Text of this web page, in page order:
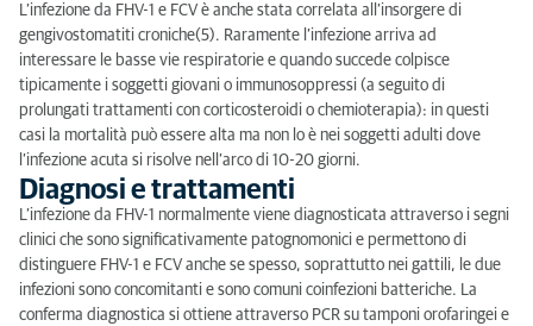
L’infezione da FHV-1 e FCV è anche stata correlata all’insorgere di
gengivostomatiti croniche(5). Raramente l’infezione arriva ad
interessare le basse vie respiratorie e quando succede colpisce
tipicamente i soggetti giovani o immunosoppressi (a seguito di
prolungati trattamenti con corticosteroidi o chemioterapia): in questi
casi la mortalità può essere alta ma non lo è nei soggetti adulti dove
l’infezione acuta si risolve nell’arco di 10-20 giorni.
Diagnosi e trattamenti
L’infezione da FHV-1 normalmente viene diagnosticata attraverso i segni
clinici che sono significativamente patognomonici e permettono di
distinguere FHV-1 e FCV anche se spesso, soprattutto nei gattili, le due
infezioni sono concomitanti e sono comuni coinfezioni batteriche. La
conferma diagnostica si ottiene attraverso PCR su tamponi orofaringei e